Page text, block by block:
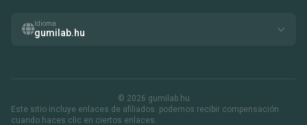
Idioma
gumilab.hu
© 2026 gumilab.hu
Este sitio incluye enlaces de afiliados. podemos recibir compensación
cuando haces clic en ciertos enlaces.